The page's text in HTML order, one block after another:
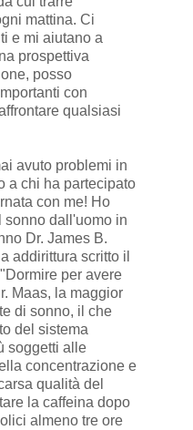
mattina. Ci
e mi aiutano a
prospettiva
posso
con
qualsiasi
avuto problemi in
a chi ha partecipato
con me! Ho
sonno dall'uomo in
Dr. James B.
addirittura scritto il
per avere
Maas, la maggior
di sonno, il che
del sistema
soggetti alle
concentrazione e
qualità del
la caffeina dopo
almeno tre ore